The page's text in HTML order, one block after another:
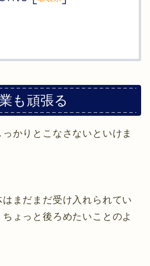
も頑張る
かりとこなさないといけま
まだまだ受け入れられてい
ょっと後ろめたいことのよ